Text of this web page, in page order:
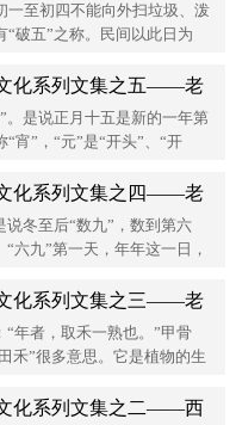
一至初四不能向外扫垃圾、泼
破五”之称。民间以此日为
文化系列文集之五——老
这一...
。是说正月十五是新的一年第
宵”，“元”是“开头”、“开
文化系列文集之四——老
这...
说冬至后“数九”，数到第六
六九”第一天，年年这一日，
文化系列文集之三——老
这...
“年者，取禾一熟也。”甲骨
禾”很多意思。它是植物的生
文化系列文集之二——西